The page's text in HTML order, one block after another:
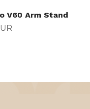
V60 Arm Stand